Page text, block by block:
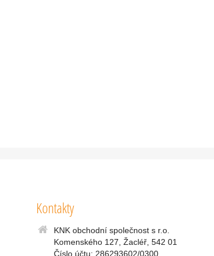
Kontakty
KNK obchodní společnost s r.o.
Komenského 127, Žacléř, 542 01
Číslo účtu: 286293602/0300